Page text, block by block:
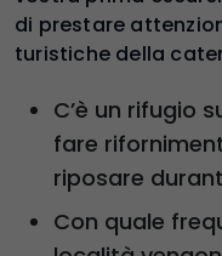
di prestare
turistiche della
C’è un rifugio
fare
riposare
Con quale